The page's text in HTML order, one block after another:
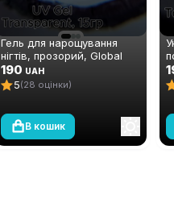
Гель для нарощування
нігтів, прозорий, Global
Fashion Clear, 15 г
190 UAH
5(28 оцінки)
В кошик